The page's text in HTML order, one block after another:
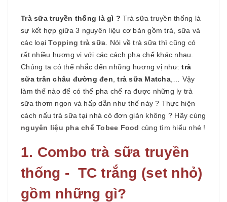
Trà sữa truyền thống là gì ? Trà sữa truyền thống là
sự kết hợp giữa 3 nguyên liệu cơ bản gồm trà, sữa và
các loạiTopping trà sữa . Nói về trà sữa thì cũng có
rất nhiều hương vị với các cách pha chế khác nhau.
Chúng ta có thể nhắc đến những hương vị như:trà
sữa trân châu đường đen ,trà sữa Matcha,… Vậy
làm thế nào để có thể pha chế ra được những ly trà
sữa thơm ngon và hấp dẫn như thế này ? Thực hiện
cách nấu trà sữa tại nhà có đơn giản không ? Hãy cùng
nguyên liệu pha chế Tobee Food cùng tìm hiểu nhé !
1. Combo trà sữa truyền
thống - TC trắng (set nhỏ)
gồm những gì?